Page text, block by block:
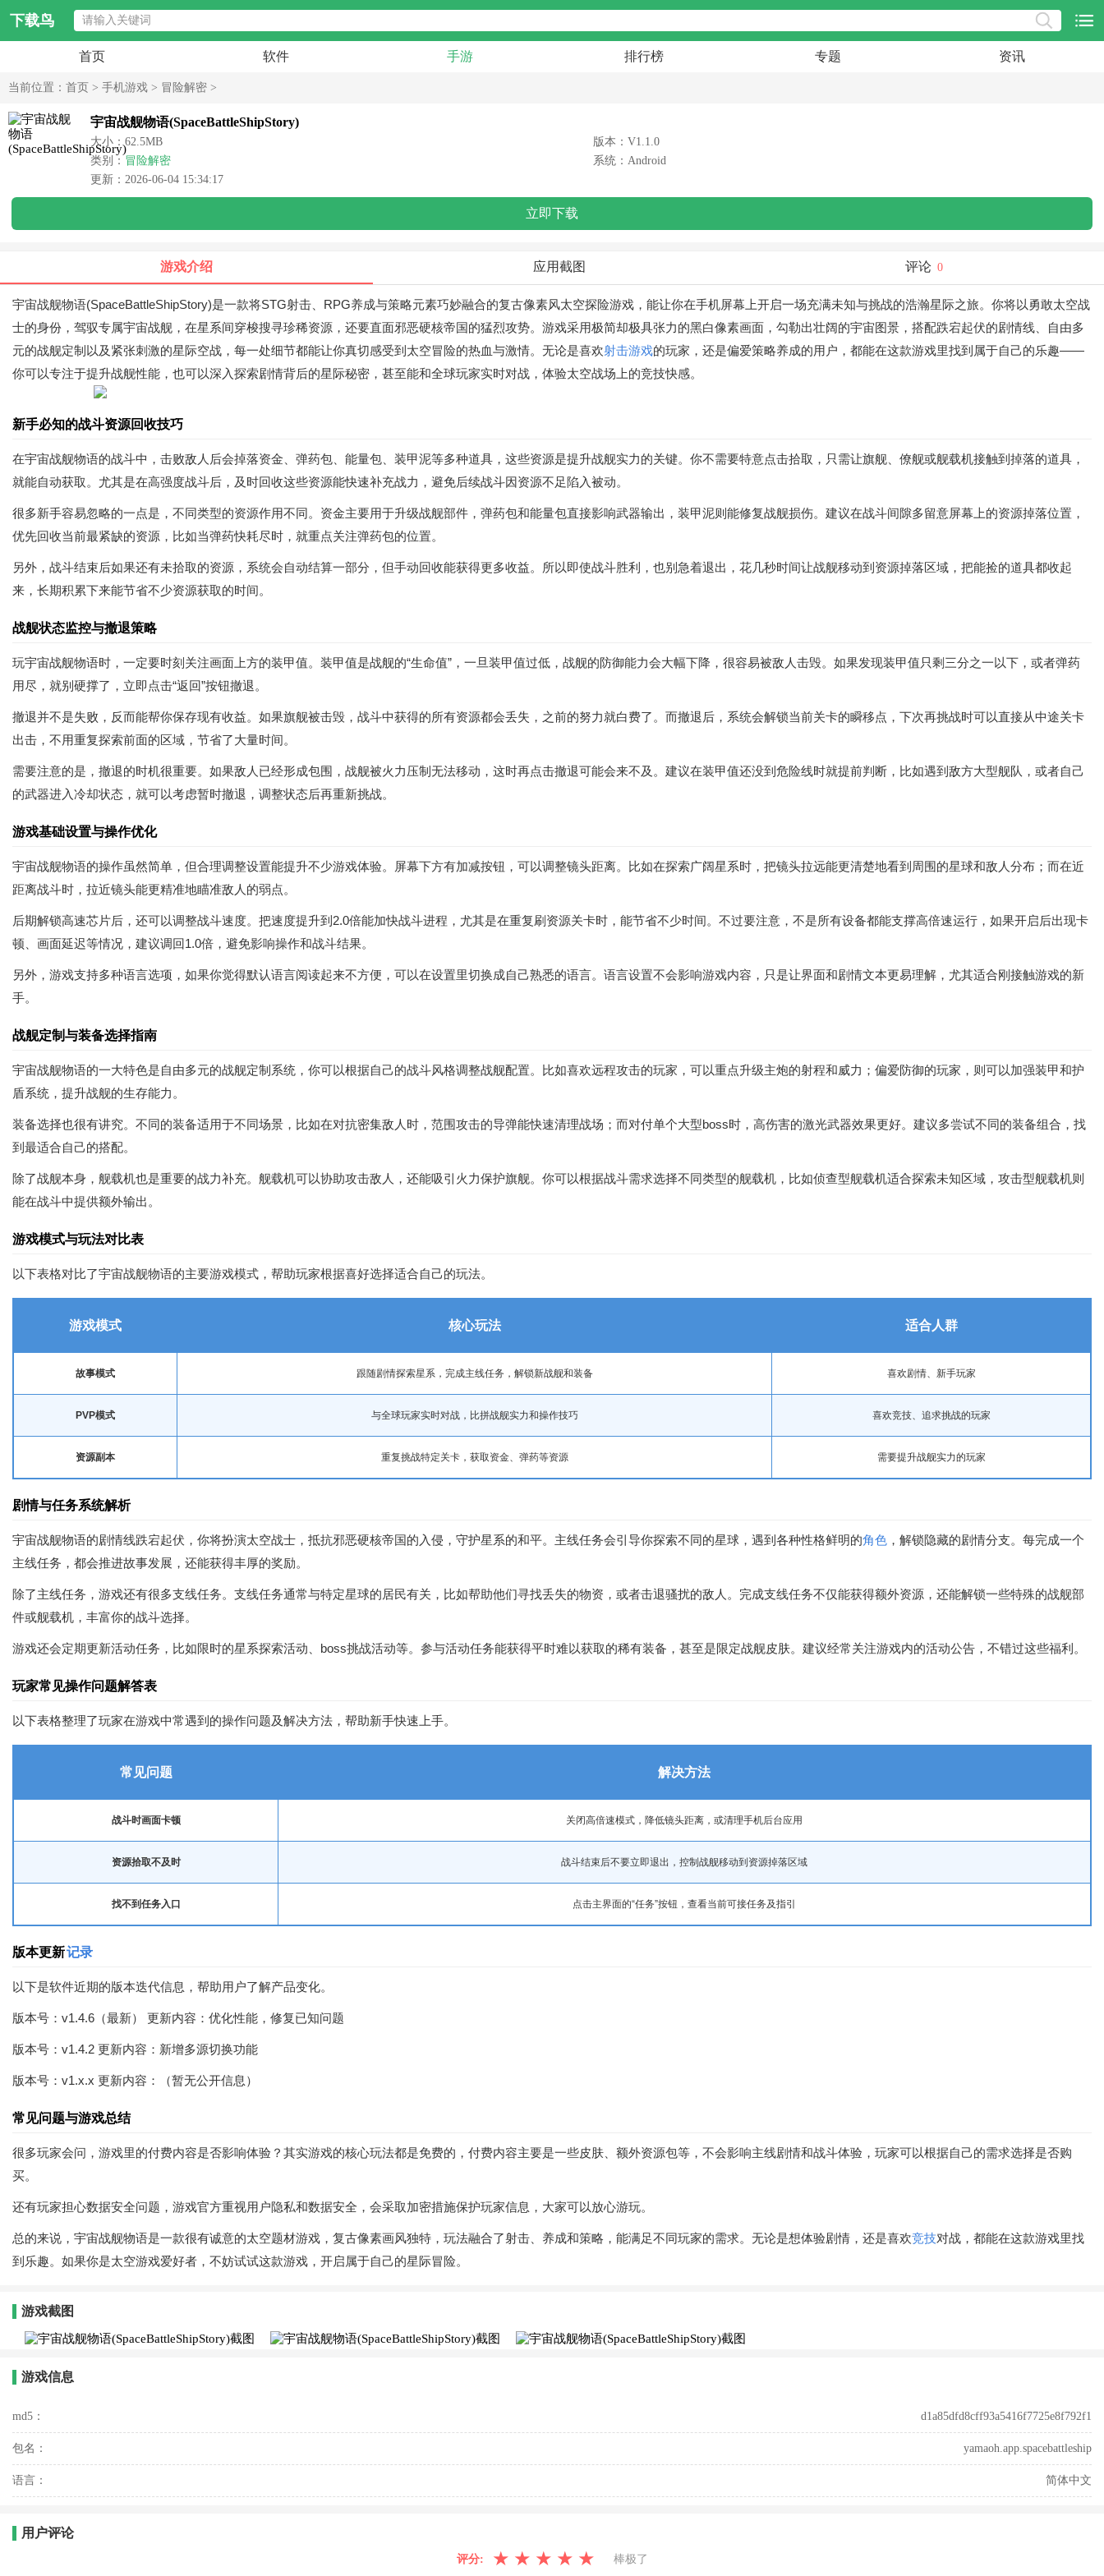
下载鸟
首页 软件 手游 排行榜 专题 资讯
当前位置： 首页 > 手机游戏 > 冒险解密 >
宇宙战舰物语(SpaceBattleShipStory)
大小：62.5MB
版本：V1.1.0
类别： 冒险解密
系统：Android
更新：2026-06-04 15:34:17
立即下载
游戏介绍 应用截图 评论 0
宇宙战舰物语(SpaceBattleShipStory)是一款将STG射击、RPG养成与策略元素巧妙融合的复古像素风太空探险游戏，能让你在手机屏幕上开启一场充满未知与挑战的浩瀚星际之旅。你将以勇敢太空战
士的身份，驾驭专属宇宙战舰，在星系间穿梭搜寻珍稀资源，还要直面邪恶硬核帝国的猛烈攻势。游戏采用极简却极具张力的黑白像素画面，勾勒出壮阔的宇宙图景，搭配跌宕起伏的剧情线、自由多
元的战舰定制以及紧张刺激的星际空战，每一处细节都能让你真切感受到太空冒险的热血与激情。无论是喜欢射击游戏的玩家，还是偏爱策略养成的用户，都能在这款游戏里找到属于自己的乐趣——
你可以专注于提升战舰性能，也可以深入探索剧情背后的星际秘密，甚至能和全球玩家实时对战，体验太空战场上的竞技快感。
新手必知的战斗资源回收技巧
在宇宙战舰物语的战斗中，击败敌人后会掉落资金、弹药包、能量包、装甲泥等多种道具，这些资源是提升战舰实力的关键。你不需要特意点击拾取，只需让旗舰、僚舰或舰载机接触到掉落的道具，
就能自动获取。尤其是在高强度战斗后，及时回收这些资源能快速补充战力，避免后续战斗因资源不足陷入被动。
很多新手容易忽略的一点是，不同类型的资源作用不同。资金主要用于升级战舰部件，弹药包和能量包直接影响武器输出，装甲泥则能修复战舰损伤。建议在战斗间隙多留意屏幕上的资源掉落位置，
优先回收当前最紧缺的资源，比如当弹药快耗尽时，就重点关注弹药包的位置。
另外，战斗结束后如果还有未拾取的资源，系统会自动结算一部分，但手动回收能获得更多收益。所以即使战斗胜利，也别急着退出，花几秒时间让战舰移动到资源掉落区域，把能捡的道具都收起
来，长期积累下来能节省不少资源获取的时间。
战舰状态监控与撤退策略
玩宇宙战舰物语时，一定要时刻关注画面上方的装甲值。装甲值是战舰的“生命值”，一旦装甲值过低，战舰的防御能力会大幅下降，很容易被敌人击毁。如果发现装甲值只剩三分之一以下，或者弹药
用尽，就别硬撑了，立即点击“返回”按钮撤退。
撤退并不是失败，反而能帮你保存现有收益。如果旗舰被击毁，战斗中获得的所有资源都会丢失，之前的努力就白费了。而撤退后，系统会解锁当前关卡的瞬移点，下次再挑战时可以直接从中途关卡
出击，不用重复探索前面的区域，节省了大量时间。
需要注意的是，撤退的时机很重要。如果敌人已经形成包围，战舰被火力压制无法移动，这时再点击撤退可能会来不及。建议在装甲值还没到危险线时就提前判断，比如遇到敌方大型舰队，或者自己
的武器进入冷却状态，就可以考虑暂时撤退，调整状态后再重新挑战。
游戏基础设置与操作优化
宇宙战舰物语的操作虽然简单，但合理调整设置能提升不少游戏体验。屏幕下方有加减按钮，可以调整镜头距离。比如在探索广阔星系时，把镜头拉远能更清楚地看到周围的星球和敌人分布；而在近
距离战斗时，拉近镜头能更精准地瞄准敌人的弱点。
后期解锁高速芯片后，还可以调整战斗速度。把速度提升到2.0倍能加快战斗进程，尤其是在重复刷资源关卡时，能节省不少时间。不过要注意，不是所有设备都能支撑高倍速运行，如果开启后出现卡
顿、画面延迟等情况，建议调回1.0倍，避免影响操作和战斗结果。
另外，游戏支持多种语言选项，如果你觉得默认语言阅读起来不方便，可以在设置里切换成自己熟悉的语言。语言设置不会影响游戏内容，只是让界面和剧情文本更易理解，尤其适合刚接触游戏的新
手。
战舰定制与装备选择指南
宇宙战舰物语的一大特色是自由多元的战舰定制系统，你可以根据自己的战斗风格调整战舰配置。比如喜欢远程攻击的玩家，可以重点升级主炮的射程和威力；偏爱防御的玩家，则可以加强装甲和护
盾系统，提升战舰的生存能力。
装备选择也很有讲究。不同的装备适用于不同场景，比如在对抗密集敌人时，范围攻击的导弹能快速清理战场；而对付单个大型boss时，高伤害的激光武器效果更好。建议多尝试不同的装备组合，找
到最适合自己的搭配。
除了战舰本身，舰载机也是重要的战力补充。舰载机可以协助攻击敌人，还能吸引火力保护旗舰。你可以根据战斗需求选择不同类型的舰载机，比如侦查型舰载机适合探索未知区域，攻击型舰载机则
能在战斗中提供额外输出。
游戏模式与玩法对比表
以下表格对比了宇宙战舰物语的主要游戏模式，帮助玩家根据喜好选择适合自己的玩法。
游戏模式 核心玩法 适合人群
故事模式 跟随剧情探索星系，完成主线任务，解锁新战舰和装备 喜欢剧情、新手玩家
PVP模式 与全球玩家实时对战，比拼战舰实力和操作技巧 喜欢竞技、追求挑战的玩家
资源副本 重复挑战特定关卡，获取资金、弹药等资源 需要提升战舰实力的玩家
剧情与任务系统解析
宇宙战舰物语的剧情线跌宕起伏，你将扮演太空战士，抵抗邪恶硬核帝国的入侵，守护星系的和平。主线任务会引导你探索不同的星球，遇到各种性格鲜明的角色 ，解锁隐藏的剧情分支。每完成一个
主线任务，都会推进故事发展，还能获得丰厚的奖励。
除了主线任务，游戏还有很多支线任务。支线任务通常与特定星球的居民有关，比如帮助他们寻找丢失的物资，或者击退骚扰的敌人。完成支线任务不仅能获得额外资源，还能解锁一些特殊的战舰部
件或舰载机，丰富你的战斗选择。
游戏还会定期更新活动任务，比如限时的星系探索活动、boss挑战活动等。参与活动任务能获得平时难以获取的稀有装备，甚至是限定战舰皮肤。建议经常关注游戏内的活动公告，不错过这些福利。
玩家常见操作问题解答表
以下表格整理了玩家在游戏中常遇到的操作问题及解决方法，帮助新手快速上手。
常见问题 解决方法
战斗时画面卡顿 关闭高倍速模式，降低镜头距离，或清理手机后台应用
资源拾取不及时 战斗结束后不要立即退出，控制战舰移动到资源掉落区域
找不到任务入口 点击主界面的“任务”按钮，查看当前可接任务及指引
版本更新记录
以下是软件近期的版本迭代信息，帮助用户了解产品变化。
版本号：v1.4.6（最新） 更新内容：优化性能，修复已知问题
版本号：v1.4.2 更新内容：新增多源切换功能
版本号：v1.x.x 更新内容：（暂无公开信息）
常见问题与游戏总结
很多玩家会问，游戏里的付费内容是否影响体验？其实游戏的核心玩法都是免费的，付费内容主要是一些皮肤、额外资源包等，不会影响主线剧情和战斗体验，玩家可以根据自己的需求选择是否购
买。
还有玩家担心数据安全问题，游戏官方重视用户隐私和数据安全，会采取加密措施保护玩家信息，大家可以放心游玩。
总的来说，宇宙战舰物语是一款很有诚意的太空题材游戏，复古像素画风独特，玩法融合了射击、养成和策略，能满足不同玩家的需求。无论是想体验剧情，还是喜欢竞技对战，都能在这款游戏里找
到乐趣。如果你是太空游戏爱好者，不妨试试这款游戏，开启属于自己的星际冒险。
游戏截图
游戏信息
md5： d1a85dfd8cff93a5416f7725e8f792f1
包名： yamaoh.app.spacebattleship
语言： 简体中文
用户评论
评分: ★ ★ ★ ★ ★ 棒极了